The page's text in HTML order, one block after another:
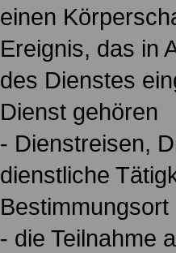
einen
Ereignis, das in
des Dienstes
Dienst gehören
- Dienstreisen,
dienstliche
Bestimmungsort
- die Teilnahme